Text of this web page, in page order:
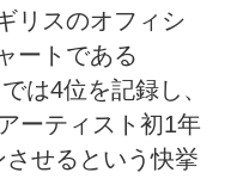
リスのオフィシ
ートである
は4位を記録し、
ーティスト初1年
せるという快挙